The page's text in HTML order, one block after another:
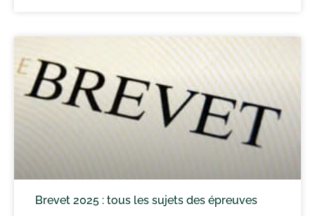
Brevet 2025 : tous les sujets des épreuves